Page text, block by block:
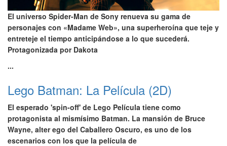
El universo Spider-Man de Sony renueva su gama de
personajes con «Madame Web», una superheroína que teje y
entreteje el tiempo anticipándose a lo que sucederá.
Protagonizada por Dakota
...
Lego Batman: La Película (2D)
El esperado 'spin-off' de Lego Película tiene como
protagonista al mismísimo Batman. La mansión de Bruce
Wayne, alter ego del Caballero Oscuro, es uno de los
escenarios con los que la película de